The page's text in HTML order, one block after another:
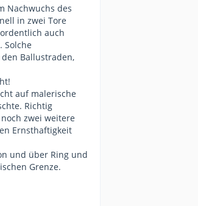
Nachwuchs des
in zwei Tore
auch
Solche
Ballustraden,
auf malerische
Richtig
zwei weitere
Ernsthaftigkeit
und über Ring und
Grenze.